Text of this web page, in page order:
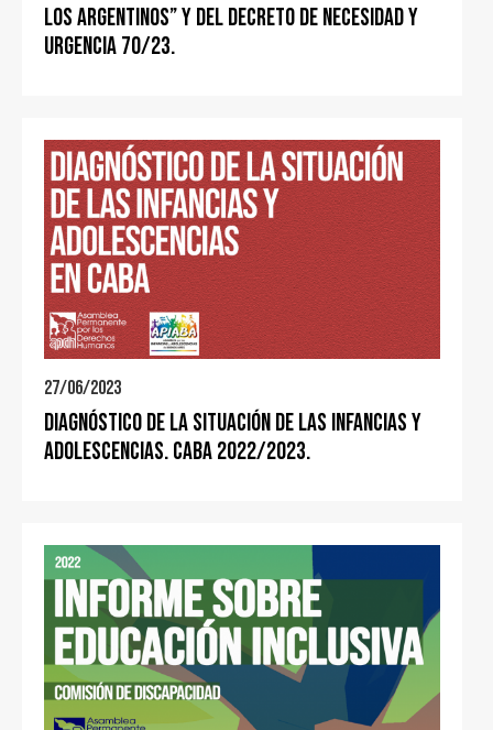
LOS ARGENTINOS” Y DEL DECRETO DE NECESIDAD Y
URGENCIA 70/23.
27/06/2023
Diagnóstico de la situación de las infancias y
adolescencias. CABA 2022/2023.